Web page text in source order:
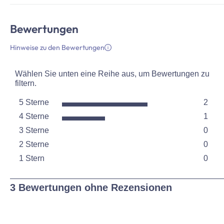
Bewertungen
Hinweise zu den Bewertungen
Wählen Sie unten eine Reihe aus, um Bewertungen zu
filtern.
5 Sterne Sterne
2
2
4 Sterne Sterne
1
1
3 Sterne
0
0
2 Sterne
0
0
1 Stern
0
1
3 Bewertungen ohne Rezensionen